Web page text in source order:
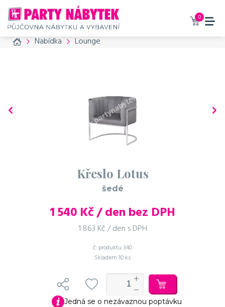
0
Home Nabídka Lounge
Křeslo Lotus
šedé
1 540 Kč / den bez DPH
1 863 Kč / den s DPH
č. produktu 340
Skladem 10 ks
Jedná se o nezávaznou poptávku